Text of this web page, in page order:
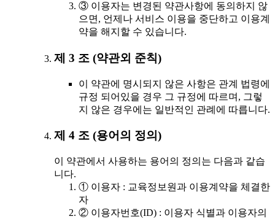
③ 이용자는 변경된 약관사항에 동의하지 않
으면, 언제나 서비스 이용을 중단하고 이용계
약을 해지할 수 있습니다.
제 3 조 (약관외 준칙)
이 약관에 명시되지 않은 사항은 관계 법령에
규정 되어있을 경우 그 규정에 따르며, 그렇
지 않은 경우에는 일반적인 관례에 따릅니다.
제 4 조 (용어의 정의)
이 약관에서 사용하는 용어의 정의는 다음과 같습
니다.
① 이용자 : 교육정보원과 이용계약을 체결한
자
② 이용자번호(ID) : 이용자 식별과 이용자의